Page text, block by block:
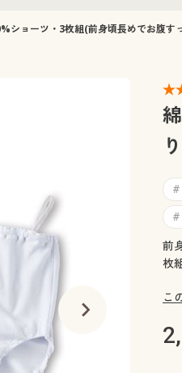
すべて寝具・インテリア・家具通
カーテン・ラグ・ファブリ
ショーツ・3枚組(前身頃長めでお腹す
#
#
前
枚
こ